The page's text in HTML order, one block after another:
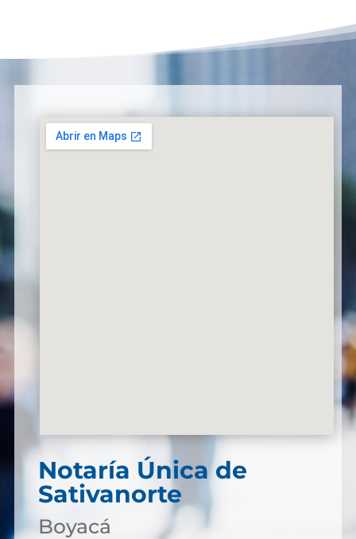
Notaría Única de
Sativanorte
Boyacá